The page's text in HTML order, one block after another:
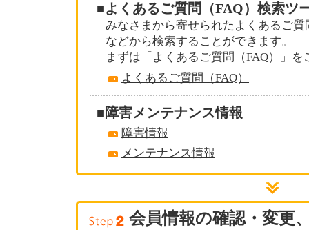
■よくあるご質問（FAQ）検索ツ
みなさまから寄せられたよくあるご
などから検索することができます。
まずは「よくあるご質問（FAQ）」
よくあるご質問（FAQ）
■障害メンテナンス情報
障害情報
メンテナンス情報
会員情報の確認・変更